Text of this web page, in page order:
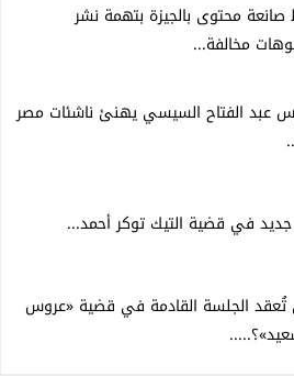
محتوى بالجيزة بتهمة نشر
مخالفة...
عبد الفتاح السيسي يهنئ ناشئات مصر
جديد في قضية التيك توكر أحمد...
الجلسة القادمة في قضية «عروس